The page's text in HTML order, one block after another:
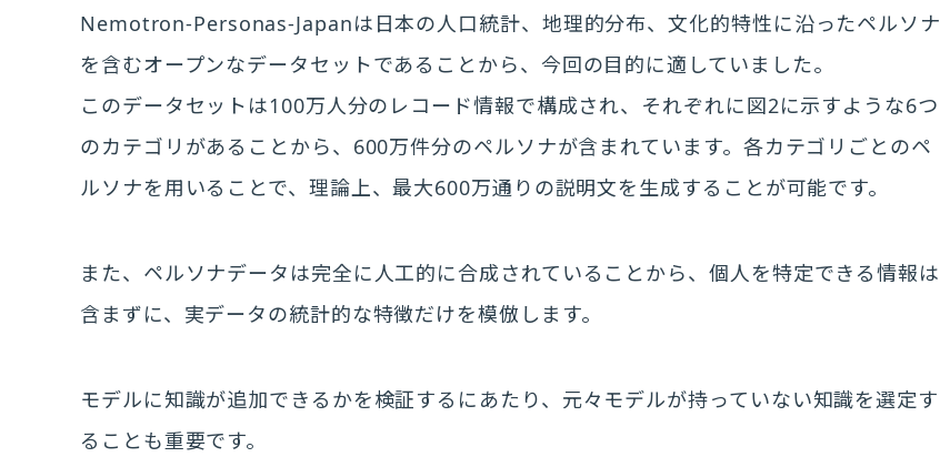
Nemotron-Personas-Japanは日本の人口統計、地理的分布、文化的特性に沿ったペルソナ
を含むオープンなデータセットであることから、今回の目的に適していました。
このデータセットは100万人分のレコード情報で構成され、それぞれに図2に示すような6つ
のカテゴリがあることから、600万件分のペルソナが含まれています。各カテゴリごとのペ
ルソナを用いることで、理論上、最大600万通りの説明文を生成することが可能です。
また、ペルソナデータは完全に人工的に合成されていることから、個人を特定できる情報は
含まずに、実データの統計的な特徴だけを模倣します。
モデルに知識が追加できるかを検証するにあたり、元々モデルが持っていない知識を選定す
ることも重要です。